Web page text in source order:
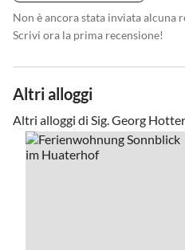
Non è ancora stata inviata alcuna
Scrivi ora la prima recensione!
Altri alloggi
Altri alloggi di Sig. Georg Hotter